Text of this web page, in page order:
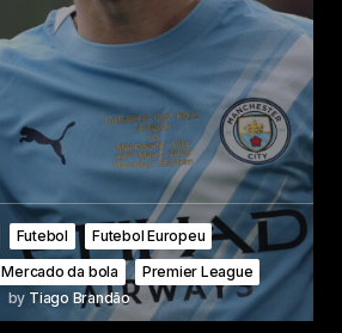
Futebol
Futebol Europeu
Mercado da bola
Premier League
by Tiago Brandão